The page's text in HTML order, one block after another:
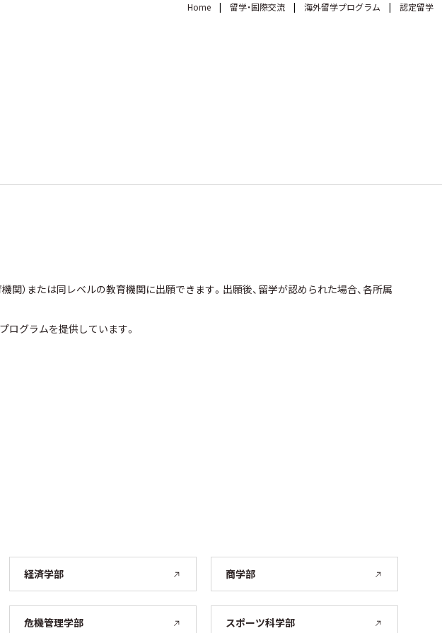
Home 留学・国際交流 海外留学プログラム 認定留学
）または同レベルの教育機関に出願できます。出願後、留学が認められた場合、各所属
ログラムを提供しています。
経済学部 商学部
危機管理学部 スポーツ科学部